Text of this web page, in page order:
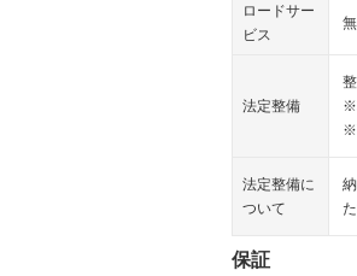
ロードサー
ビス
法定整備
※
※
法定整備に
ついて
保証